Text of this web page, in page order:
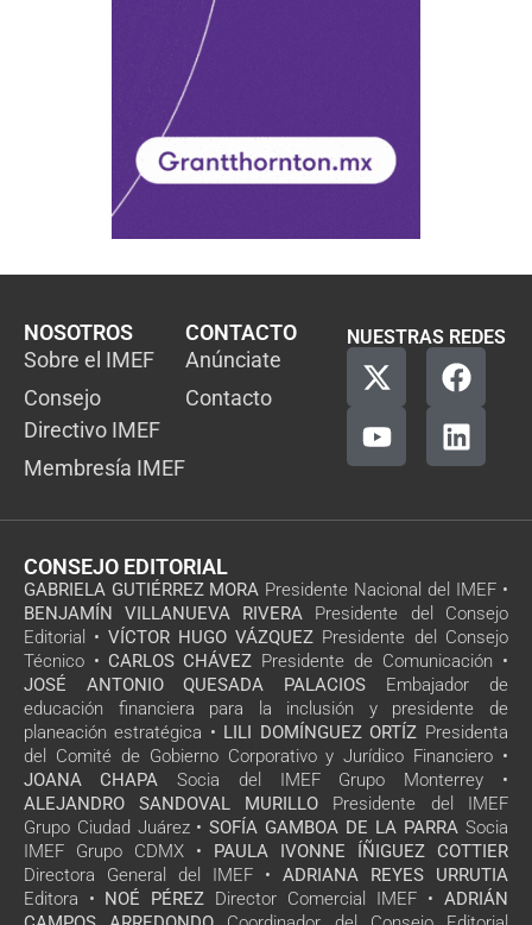
NOSOTROS
Sobre el IMEF
Consejo
Directivo IMEF
Membresía IMEF
CONTACTO
Anúnciate
Contacto
NUESTRAS REDES
CONSEJO EDITORIAL
GABRIELA GUTIÉRREZ MORA Presidente Nacional del IMEF •
BENJAMÍN VILLANUEVA RIVERA Presidente del Consejo
Editorial • VÍCTOR HUGO VÁZQUEZ Presidente del Consejo
Técnico • CARLOS CHÁVEZ Presidente de Comunicación •
JOSÉ ANTONIO QUESADA PALACIOS Embajador de
educación financiera para la inclusión y presidente de
planeación estratégica • LILI DOMÍNGUEZ ORTÍZ Presidenta
del Comité de Gobierno Corporativo y Jurídico Financiero •
JOANA CHAPA Socia del IMEF Grupo Monterrey •
ALEJANDRO SANDOVAL MURILLO Presidente del IMEF
Grupo Ciudad Juárez • SOFÍA GAMBOA DE LA PARRA Socia
IMEF Grupo CDMX • PAULA IVONNE ÍÑIGUEZ COTTIER
Directora General del IMEF • ADRIANA REYES URRUTIA
Editora • NOÉ PÉREZ Director Comercial IMEF • ADRIÁN